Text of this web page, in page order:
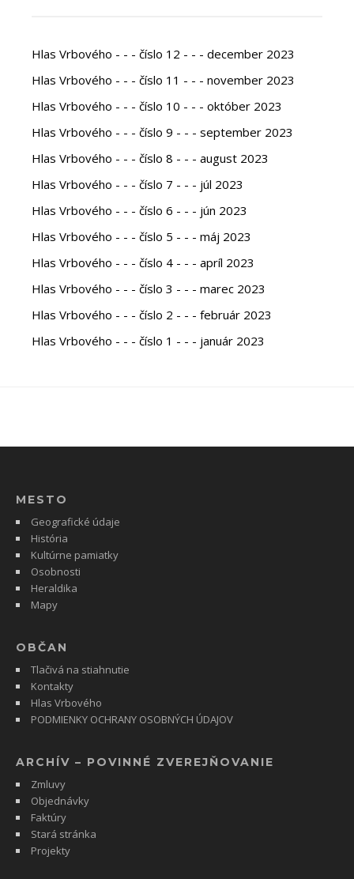
Hlas Vrbového - - - číslo 12 - - - december 2023
Hlas Vrbového - - - číslo 11 - - - november 2023
Hlas Vrbového - - - číslo 10 - - - október 2023
Hlas Vrbového - - - číslo 9 - - - september 2023
Hlas Vrbového - - - číslo 8 - - - august 2023
Hlas Vrbového - - - číslo 7 - - - júl 2023
Hlas Vrbového - - - číslo 6 - - - jún 2023
Hlas Vrbového - - - číslo 5 - - - máj 2023
Hlas Vrbového - - - číslo 4 - - - apríl 2023
Hlas Vrbového - - - číslo 3 - - - marec 2023
Hlas Vrbového - - - číslo 2 - - - február 2023
Hlas Vrbového - - - číslo 1 - - - január 2023
MESTO
Geografické údaje
História
Kultúrne pamiatky
Osobnosti
Heraldika
Mapy
OBČAN
Tlačivá na stiahnutie
Kontakty
Hlas Vrbového
PODMIENKY OCHRANY OSOBNÝCH ÚDAJOV
ARCHÍV – POVINNÉ ZVEREJŇOVANIE
Zmluvy
Objednávky
Faktúry
Stará stránka
Projekty